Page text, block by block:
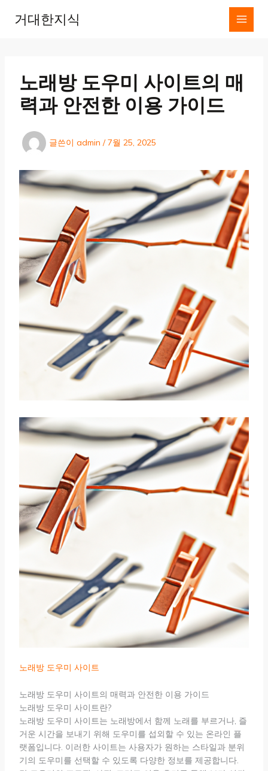
거대한지식
노래방 도우미 사이트의 매
력과 안전한 이용 가이드
글쓴이 admin /7월 25, 2025
노래방 도우미 사이트
노래방 도우미 사이트의 매력과 안전한 이용 가이드
노래방 도우미 사이트란?
노래방 도우미 사이트는 노래방에서 함께 노래를 부르거나, 즐
거운 시간을 보내기 위해 도우미를 섭외할 수 있는 온라인 플
랫폼입니다. 이러한 사이트는 사용자가 원하는 스타일과 분위
기의 도우미를 선택할 수 있도록 다양한 정보를 제공합니다.